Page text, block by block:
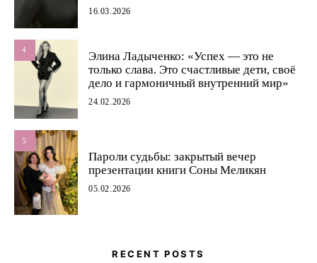
16.03.2026
4
Элина Ладыченко: «Успех — это не
только слава. Это счастливые дети, своё
дело и гармоничный внутренний мир»
24.02.2026
5
Пароли судьбы: закрытый вечер
презентации книги Соны Меликян
05.02.2026
RECENT POSTS